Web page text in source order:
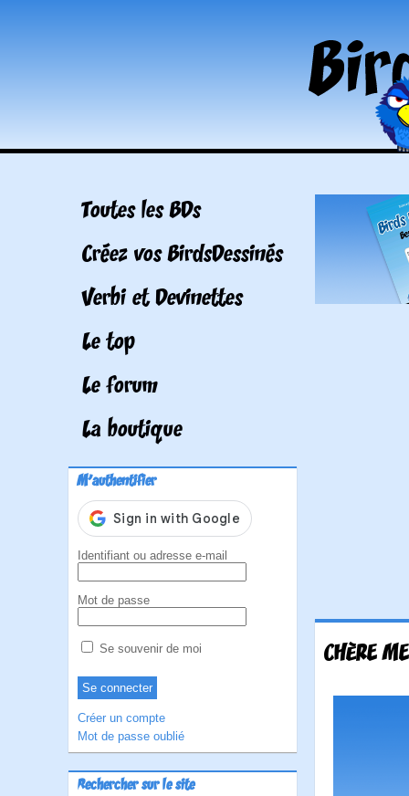
Toutes les BDs
Créez vos BirdsDessinés
Verbi et Devinettes
Le top
Le forum
La boutique
M'authentifier
Identifiant ou adresse e-mail
Mot de passe
Se souvenir de moi
Créer un compte
Mot de passe oublié
Rechercher sur le site
CHÈRE